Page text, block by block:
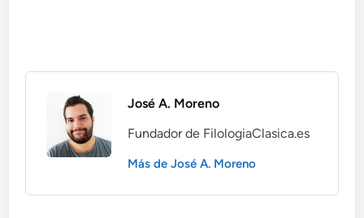
José A. Moreno
Fundador de FilologiaClasica.es
Más de José A. Moreno